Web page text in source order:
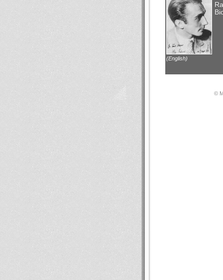
(English)
©